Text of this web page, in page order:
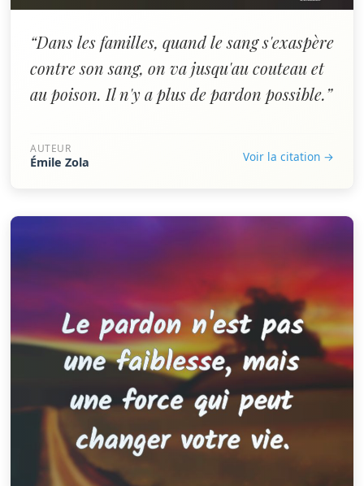
“Dans les familles, quand le sang s'exaspère
contre son sang, on va jusqu'au couteau et
au poison. Il n'y a plus de pardon possible.”
AUTEUR
Émile Zola Voir la citation →